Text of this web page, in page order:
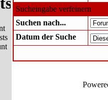
Sucheingabe verfeinern
Suchen nach...
Datum der Suche